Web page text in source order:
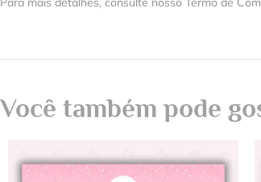
Você também pode